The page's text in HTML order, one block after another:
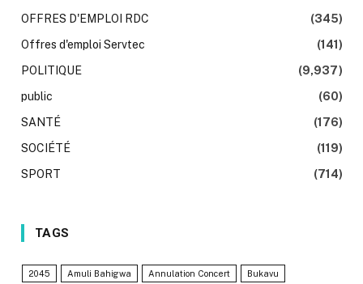
OFFRES D'EMPLOI RDC
(345)
Offres d'emploi Servtec
(141)
POLITIQUE
(9,937)
public
(60)
SANTÉ
(176)
SOCIÉTÉ
(119)
SPORT
(714)
TAGS
2045 Amuli Bahigwa Annulation Concert Bukavu